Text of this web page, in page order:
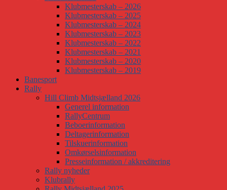
Klubmesterskab – 2026
Klubmesterskab – 2025
Klubmesterskab – 2024
Klubmesterskab – 2023
Klubmesterskab – 2022
Klubmesterskab – 2021
Klubmesterskab – 2020
Klubmesterskab – 2019
Banesport
Rally
Hill Climb Midtsjælland 2026
Generel information
RallyCentrum
Beboerinformation
Deltagerinformation
Tilskuerinformation
Omkørselsinformation
Presseinformation / akkreditering
Rally nyheder
Klubrally